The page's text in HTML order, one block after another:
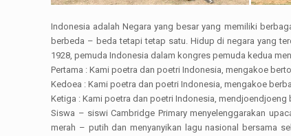
Indonesia adalah Negara yang besar yang memiliki
berbeda – beda tetapi tetap satu. Hidup di negara yang
1928, pemuda Indonesia dalam kongres pemuda kedua
Pertama : Kami poetra dan poetri Indonesia, mengakoe
Kedoea : Kami poetra dan poetri Indonesia, mengakoe
Ketiga : Kami poetra dan poetri Indonesia,
Siswa – siswi Cambridge Primary menyelenggarakan
merah – putih dan menyanyikan lagu nasional bersama